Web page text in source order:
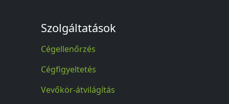
Szolgáltatások
Cégellenőrzés
Cégfigyeltetés
Vevőkör-átvilágítás